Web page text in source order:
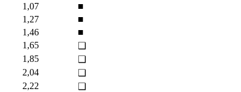
1,07
■
1,27
■
1,46
■
1,65
❑
1,85
❑
2,04
❑
2,22
❑